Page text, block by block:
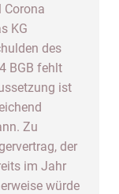
Corona
KG
des
BGB fehlt
ist
Zu
der
im Jahr
würde